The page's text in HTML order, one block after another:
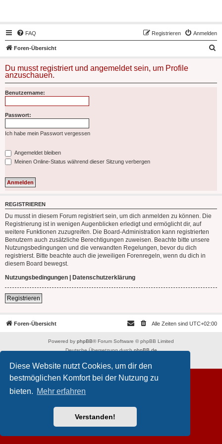
Diese Website nutzt Cookies, um dir den
bestmöglichen Komfort bei der Nutzung zu
bieten. Mehr erfahren
Verstanden!
FAQ Anmelden
Registrieren
Foren-Übersicht
h
Du musst registriert und angemeldet sein, um Profile
anzuschauen.
Benutzername:
Passwort:
Ich habe mein Passwort vergessen
Angemeldet bleiben
Meinen Online-Status während dieser Sitzung verbergen
REGISTRIEREN
Du musst in diesem Forum registriert sein, um dich anmelden zu können. Die
Registrierung ist in wenigen Augenblicken erledigt und ermöglicht dir, auf
weitere Funktionen zuzugreifen. Die Board-Administration kann registrierten
Benutzern auch zusätzliche Berechtigungen zuweisen. Beachte bitte unsere
Nutzungsbedingungen und die verwandten Regelungen, bevor du dich
registrierst. Bitte beachte auch die jeweiligen Forenregeln, wenn du dich in
diesem Board bewegst.
Nutzungsbedingungen | Datenschutzerklärung
Registrieren
Foren-Übersicht Alle Zeiten sind UTC+02:00
Powered by phpBB® Forum Software © phpBB Limited
Deutsche Übersetzung durchphpBB.de